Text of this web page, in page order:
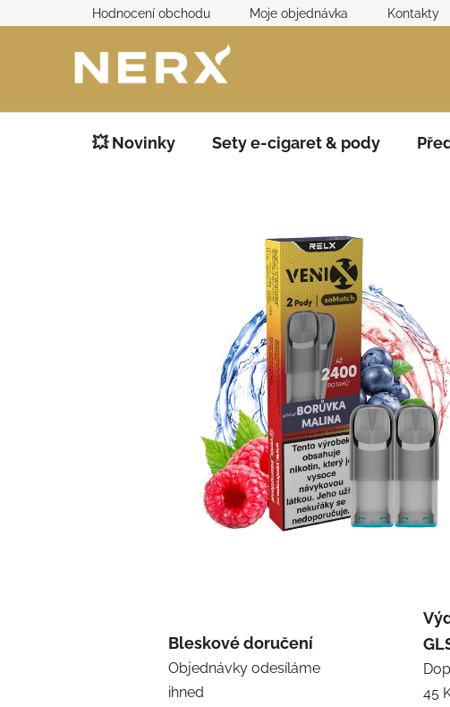
na
Hodnocení obchodu Moje objednávka Kontakty
💥 Novinky Sety e-cigaret & pody
Bleskové doručení
Objednávky odesíláme
ihned
45